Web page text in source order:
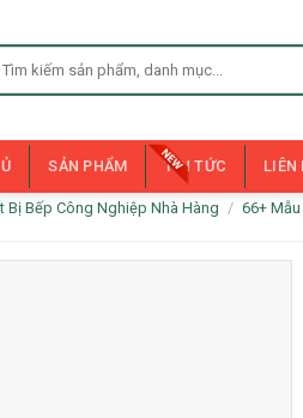
SẢN PHẨM TIN TỨC LIÊN
Bị Bếp Công Nghiệp Nhà Hàng / 66+